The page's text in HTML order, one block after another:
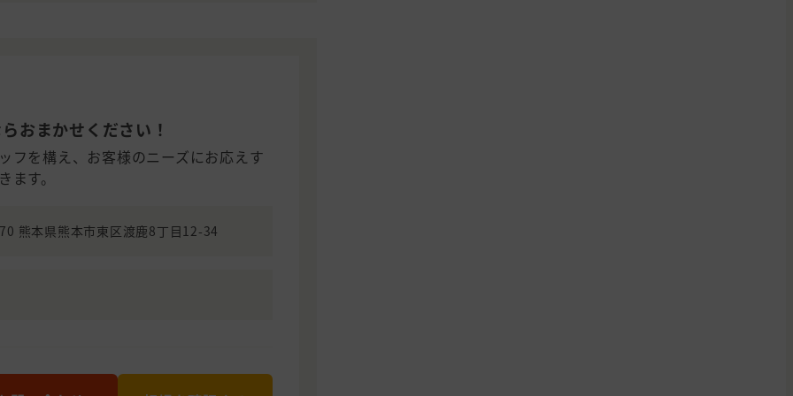
おまかせください！
フを構え、お客様のニーズにお応えす
す。
熊本県熊本市東区渡鹿8丁目12-34